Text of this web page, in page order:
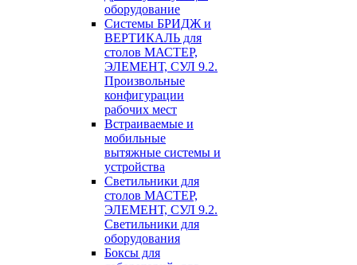
оборудование
Системы БРИДЖ и
ВЕРТИКАЛЬ для
столов МАСТЕР,
ЭЛЕМЕНТ, СУЛ 9.2.
Произвольные
конфигурации
рабочих мест
Встраиваемые и
мобильные
вытяжные системы и
устройства
Светильники для
столов МАСТЕР,
ЭЛЕМЕНТ, СУЛ 9.2.
Светильники для
оборудования
Боксы для